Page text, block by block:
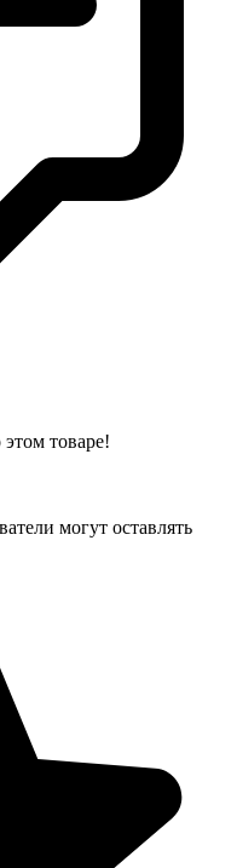
товаре!
могут оставлять